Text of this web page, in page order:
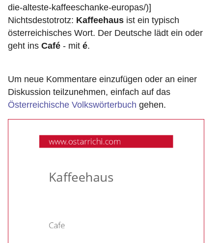
die-alteste-kaffeeschanke-europas/)]
Nichtsdestotrotz: Kaffeehaus ist ein typisch
österreichisches Wort. Der Deutsche lädt ein oder
geht ins Café - mit é.
Um neue Kommentare einzufügen oder an einer
Diskussion teilzunehmen, einfach auf das
Österreichische Volkswörterbuch gehen.